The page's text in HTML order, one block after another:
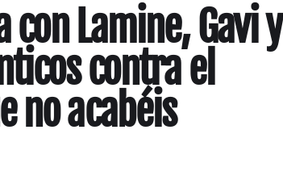
con Lamine, Gavi y
contra el
no acabéis